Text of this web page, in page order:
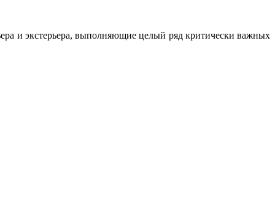
и экстерьера, выполняющие целый ряд критически важных